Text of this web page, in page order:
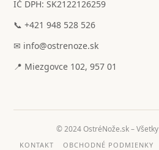
IČ DPH: SK2122126259
📞 +421 948 528 526
✉ info@ostrenoze.sk
📍 Miezgovce 102, 957 01
© 2024 OstréNože.sk –
KONTAKT OBCHODNÉ PODMIENKY